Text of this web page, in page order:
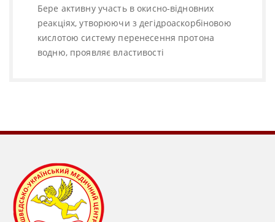
Бере активну участь в окисно-відновних
реакціях, утворюючи з дегідроаскорбіновою
кислотою систему перенесення протона
водню, проявляє властивості